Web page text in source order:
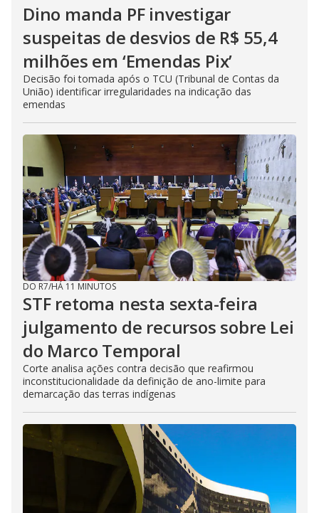
Dino manda PF investigar
suspeitas de desvios de R$ 55,4
milhões em ‘Emendas Pix’
Decisão foi tomada após o TCU (Tribunal de Contas da
União) identificar irregularidades na indicação das
emendas
DO R7/HÁ 11 MINUTOS
STF retoma nesta sexta-feira
julgamento de recursos sobre Lei
do Marco Temporal
Corte analisa ações contra decisão que reafirmou
inconstitucionalidade da definição de ano-limite para
demarcação das terras indígenas